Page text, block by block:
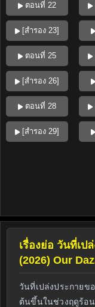
ตอนที่ 22
[สำรอง 23]
ตอนที่ 25
[สำรอง 26]
ตอนที่ 28
[สำรอง 29]
เรื่องย่อ วันที่เป
(2026) Our
วันที่เปล่งประกายขอ
ต้นขึ้นในช่วงฤดูร้อน